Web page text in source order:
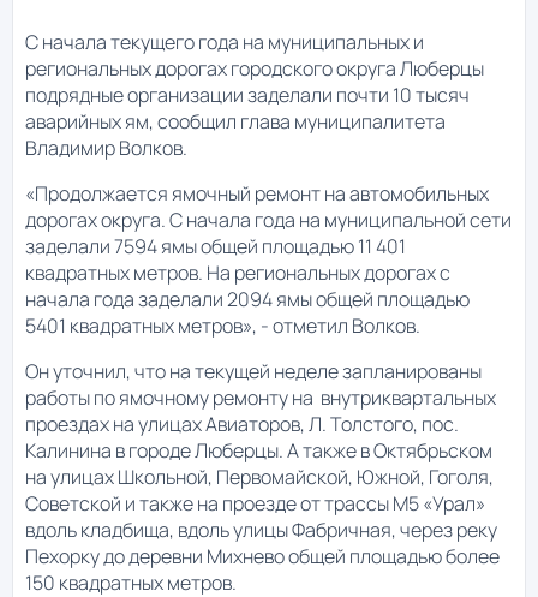
С начала текущего года на муниципальных и
региональных дорогах городского округа Люберцы
подрядные организации заделали почти 10 тысяч
аварийных ям, сообщил глава муниципалитета
Владимир Волков.
«Продолжается ямочный ремонт на автомобильных
дорогах округа. С начала года на муниципальной сети
заделали 7594 ямы общей площадью 11 401
квадратных метров. На региональных дорогах с
начала года заделали 2094 ямы общей площадью
5401 квадратных метров», - отметил Волков.
Он уточнил, что на текущей неделе запланированы
работы по ямочному ремонту на внутриквартальных
проездах на улицах Авиаторов, Л. Толстого, пос.
Калинина в городе Люберцы. А также в Октябрьском
на улицах Школьной, Первомайской, Южной, Гоголя,
Советской и также на проезде от трассы М5 «Урал»
вдоль кладбища, вдоль улицы Фабричная, через реку
Пехорку до деревни Михнево общей площадью более
150 квадратных метров.